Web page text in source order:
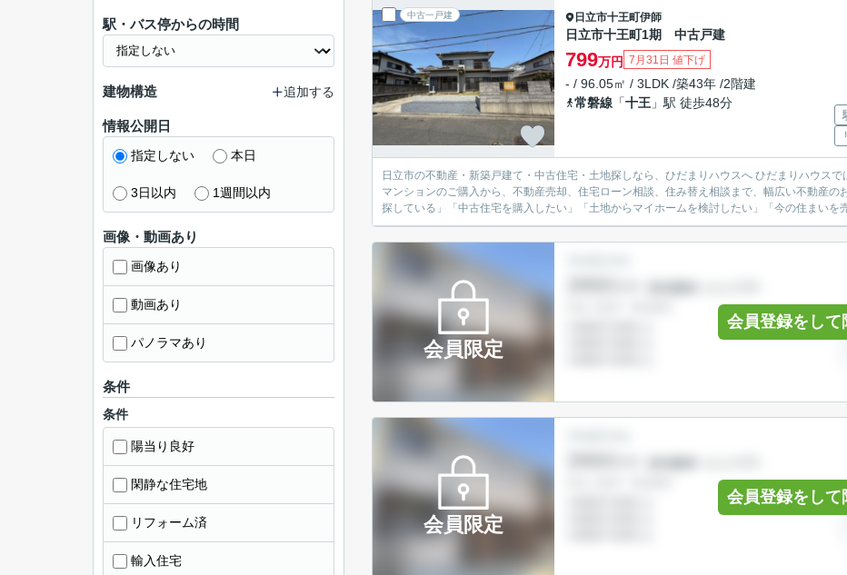
中古一戸建 日立市十王町伊師
日立市十王町1期 中古戸建
799万円 7月31日 値下げ
- / 96.05㎡ / 3LDK /築43年 /2階建
常磐線 「十王 」駅 徒歩48分
日立市の不動産・新築戸建て・中古住宅・土地探しなら、ひだまりハウスへ ひだまりハウスでは、日立市を中心に、新築戸建て・中古戸建て・土地・
マンションのご購入から、不動産売却、住宅ローン相談、住み替え相談まで、幅広い不動産
探している」「中古住宅を購入したい」「土地からマイホームを検討したい」「今の住まいを
会員限定
会員登録をして
会員限定
会員登録をして
駅・バス停からの時間
建物構造 追加する
情報公開日
指定しない 本日
3日以内 1週間以内
画像・動画あり
画像あり
動画あり
パノラマあり
条件
条件
陽当り良好
閑静な住宅地
リフォーム済
輸入住宅